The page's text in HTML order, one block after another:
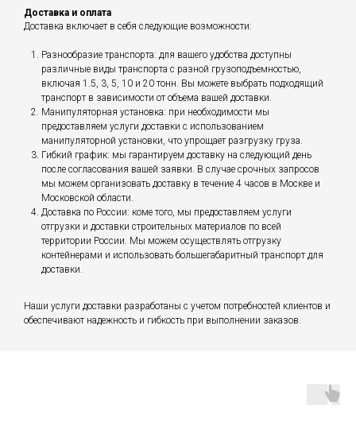
Доставка и оплата
Доставка включает в себя следующие возможности:
Разнообразие транспорта: для вашего удобства доступны
различные виды транспорта с разной грузоподъемностью,
включая 1.5, 3, 5, 10 и 20 тонн. Вы можете выбрать подходящий
транспорт в зависимости от объема вашей доставки.
Манипуляторная установка: при необходимости мы
предоставляем услуги доставки с использованием
манипуляторной установки, что упрощает разгрузку груза.
Гибкий график: мы гарантируем доставку на следующий день
после согласования вашей заявки. В случае срочных запросов
мы можем организовать доставку в течение 4 часов в Москве и
Московской области.
Доставка по России: коме того, мы предоставляем услуги
отгрузки и доставки строительных материалов по всей
территории России. Мы можем осуществлять отгрузку
контейнерами и использовать большегабаритный транспорт для
доставки.
Наши услуги доставки разработаны с учетом потребностей клиентов и
обеспечивают надежность и гибкость при выполнении заказов.